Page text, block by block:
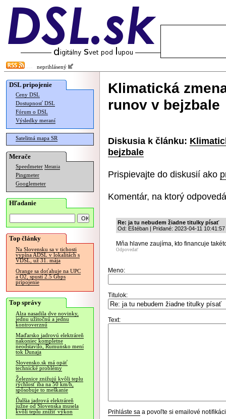
neprihlásený
DSL pripojenie
Ceny DSL
Dostupnosť DSL
Fórum o DSL
Výsledky meraní
Satelitná mapa SR
Merače
Speedmeter Merania
Pingmeter
Googlemeter
Hľadanie
Top články
Na Slovensku sa v tichosti
vypína ADSL v lokalitách s
VDSL, už 31. mája
Orange sa doťahuje na UPC
a O2, spustí 2.5 Gbps
pripojenie
Top správy
Alza nasadila dve novinky,
jednu užitočnú a jednu
kontroverznú
Maďarsko jadrovú elektráreň
nakoniec kompletne
neodstavilo, Rumunsko mení
tok Dunaja
Slovensko.sk má opäť
technické problémy
Železnice znižujú kvôli teplu
rýchlosť iba na 50 km/h,
spôsobuje to meškanie
Ďalšia jadrová elektráreň
južne od Slovenska musela
kvôli teplu znížiť výkon
Klimatická
runov v bejzbale
Diskusia k článku:
bejzbale
Prispievajte do diskusií ako
Komentár, na ktorý
Re: ja tu nebudem žiadne titulky písať
Od: Eštéban | Pridané: 2023-04-11 10:41:57
Mňa hlavne zaujíma, kto financuje
Odpovedať
Meno:
Titulok:
Text:
Prihláste sa a povoľte si emailové